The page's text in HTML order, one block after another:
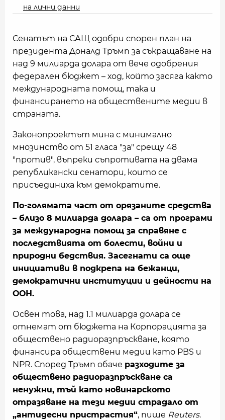
на лични данни
Сенатът на САЩ одобри спорен план на
президента Доналд Тръмп за съкращаване на
над 9 милиарда долара от вече одобрения
федерален бюджет – ход, който засяга както
международната помощ, така и
финансирането на обществените медии в
страната.
Законопроектът мина с минимално
мнозинство от 51 гласа "за" срещу 48
"против", въпреки съпротивата на двама
републикански сенатори, които се
присъединиха към демократите.
По-голямата част от орязаните средства
– близо 8 милиарда долара – са от програми
за международна помощ за справяне с
последствията от болести, войни и
природни бедствия. Засегнати са още
инициативи в подкрепа на бежанци,
демократични институции и дейности на
ООН.
Освен това, над 1.1 милиарда долара се
отнемат от бюджета на Корпорацията за
обществено радиоразпръскване, която
финансира обществени медии като PBS и
NPR. Според Тръмп обаче разходите за
обществено радиоразпръскване са
ненужни, тъй като новинарското
отразяване на тези медии страдало от
„антидесни пристрастия“, пише Reuters.